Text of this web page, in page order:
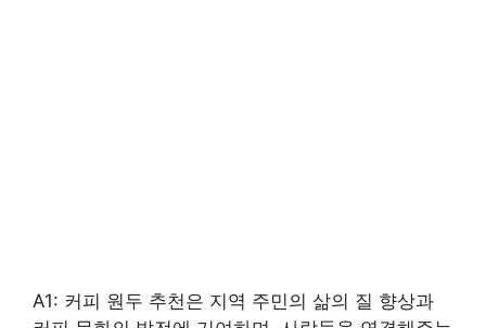
A1: 커피 원두 추천은 지역 주민의 삶의 질 향상과